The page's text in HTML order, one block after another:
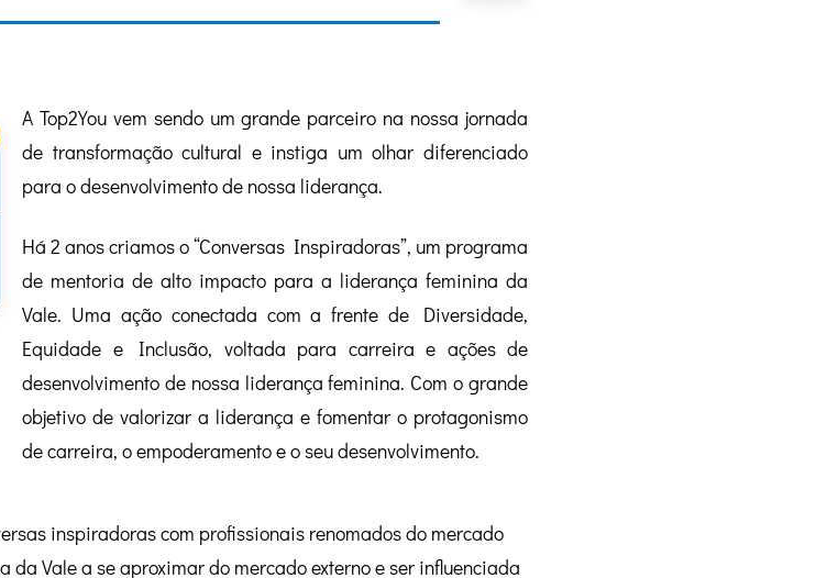
A Top2You vem sendo um grande parceiro na nossa jornada
de transformação cultural e instiga um olhar diferenciado
para o desenvolvimento de nossa liderança.
Há 2 anos criamos o “Conversas Inspiradoras”, um programa
de mentoria de alto impacto para a liderança feminina da
Vale. Uma ação conectada com a frente de Diversidade,
Equidade e Inclusão, voltada para carreira e ações de
desenvolvimento de nossa liderança feminina. Com o grande
objetivo de valorizar a liderança e fomentar o protagonismo
de carreira, o empoderamento e o seu desenvolvimento.
inspiradoras com profissionais renomados do mercado
da Vale a se aproximar do mercado externo e ser influenciada